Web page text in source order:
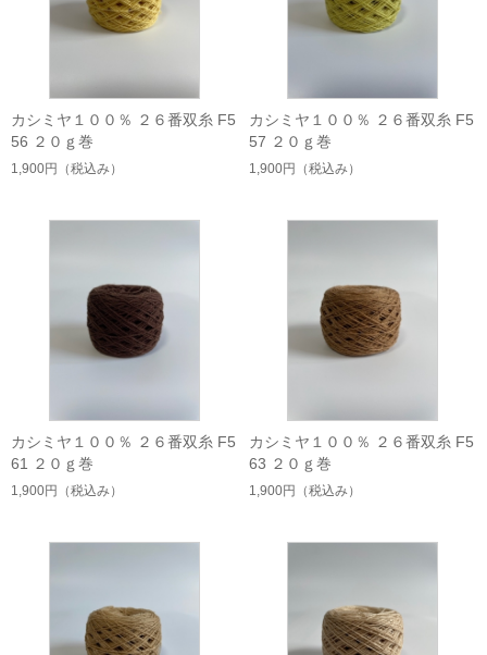
カシミヤ１００％ ２６番双糸 F5
56 ２０ｇ巻
1,900円 （税込み）
カシミヤ１００％ ２６番双糸 F5
57 ２０ｇ巻
1,900円 （税込み）
カシミヤ１００％ ２６番双糸 F5
61 ２０ｇ巻
1,900円 （税込み）
カシミヤ１００％ ２６番双糸 F5
63 ２０ｇ巻
1,900円 （税込み）